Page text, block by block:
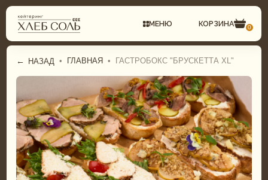
0
ГАСТРОБОКСЫ
ФУРШЕТНОЕ МЕНЮ
БАНКЕТНОЕ МЕНЮ
СВАДЕБНОЕ МЕНЮ
ДЕТСКОЕ МЕНЮ
ТОРТЫ И ДЕСЕРТЫ
ПИРОГИ И ПИЦЦА
КОМПЛЕКСНЫЕ ОБЕДЫ
СВАДЕБНЫЙ КЕЙТЕРИНГ
КОМПЛЕКСНЫЕ ОБЕДЫ
ФУРШЕТ
БАНКЕТ
ДЕТСКИЙ КЕЙТЕРИНГ
ТОРТЫ И ДЕСЕРТЫ
ГАСТРОБОКСЫ
← НАЗАД • ГЛАВНАЯ • ГАСТРОБОКС "БРУСКЕТТА XL"